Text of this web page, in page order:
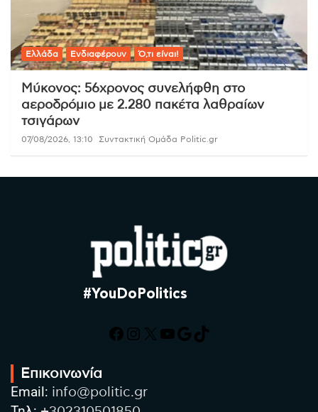
Ελλάδα Ενδιαφέρουν Ό,τι είναι!
Μύκονος: 56χρονος συνελήφθη στο
αεροδρόμιο με 2.280 πακέτα λαθραίων
τσιγάρων
07/08/2026, 13:10 Συντακτική Ομάδα Politic.gr
#YouDoPolitics
Facebook
Instagram
X YouTube
Google
TikTok
Επικοινωνία
Email: info@politic.gr